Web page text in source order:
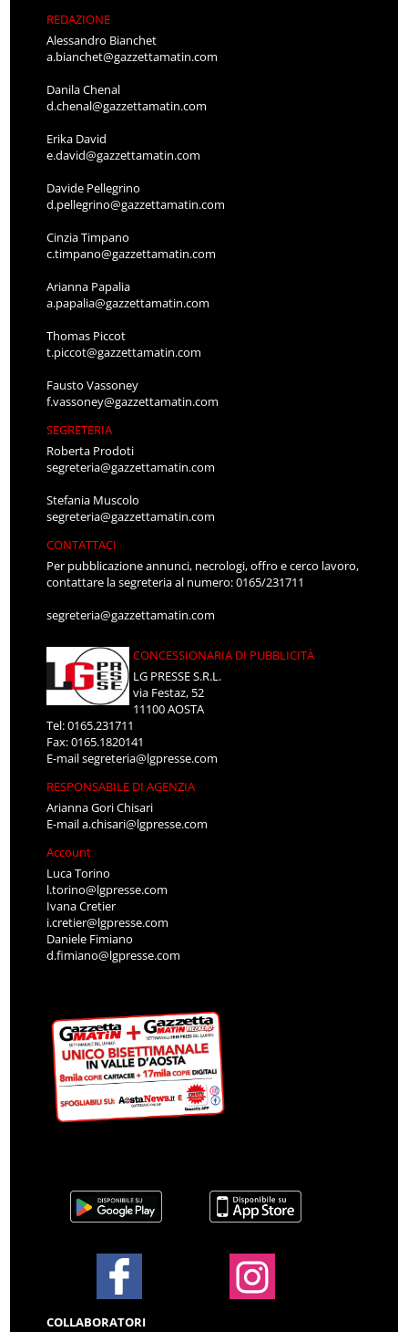
REDAZIONE
Alessandro Bianchet
a.bianchet@gazzettamatin.com
Danila Chenal
d.chenal@gazzettamatin.com
Erika David
e.david@gazzettamatin.com
Davide Pellegrino
d.pellegrino@gazzettamatin.com
Cinzia Timpano
c.timpano@gazzettamatin.com
Arianna Papalia
a.papalia@gazzettamatin.com
Thomas Piccot
t.piccot@gazzettamatin.com
Fausto Vassoney
f.vassoney@gazzettamatin.com
SEGRETERIA
Roberta Prodoti
segreteria@gazzettamatin.com
Stefania Muscolo
segreteria@gazzettamatin.com
CONTATTACI
Per pubblicazione annunci, necrologi, offro e cerco lavoro,
contattare la segreteria al numero: 0165/231711
segreteria@gazzettamatin.com
CONCESSIONARIA DI PUBBLICITÀ
LG PRESSE S.R.L.
via Festaz, 52
11100 AOSTA
Tel: 0165.231711
Fax: 0165.1820141
E-mailsegreteria@lgpresse.com
RESPONSABILE DI AGENZIA
Arianna Gori Chisari
E-maila.chisari@lgpresse.com
Account
Luca Torino
l.torino@lgpresse.com
Ivana Cretier
i.cretier@lgpresse.com
Daniele Fimiano
d.fimiano@lgpresse.com
COLLABORATORI